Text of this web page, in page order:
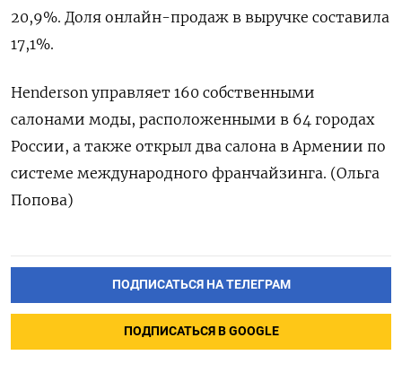
20,9%. Доля онлайн-продаж в выручке составила
17,1%.
Henderson управляет 160 собственными
салонами моды, расположенными в 64 городах
России, а также открыл два салона в Армении по
системе международного франчайзинга. (Ольга
Попова)
ПОДПИСАТЬСЯ НА ТЕЛЕГРАМ
ПОДПИСАТЬСЯ В GOOGLE